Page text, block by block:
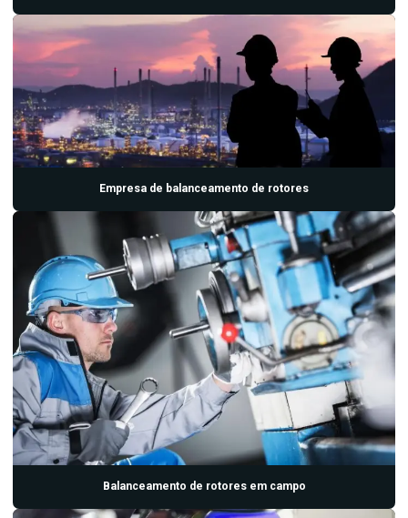
Empresas de manutenção preditiva
Inspeção preditiva
Inspeção termográfica
Inspeção termográfica em painéis elétricos
Laboratorio de analise de oleo
Laboratorio de analise de oleo lubrificante
Manutenção industrial preditiva
Manutenção preditiva industrial
Manutenção preditiva ultrassom
Medição e análise de vibrações
Serviço de analise de vibração
Serviço de balanceamento dinamico
Serviço de manutenção preditiva
Termografia eletrica
Empresa de balanceamento de rotores
Balanceamento de rotores em campo